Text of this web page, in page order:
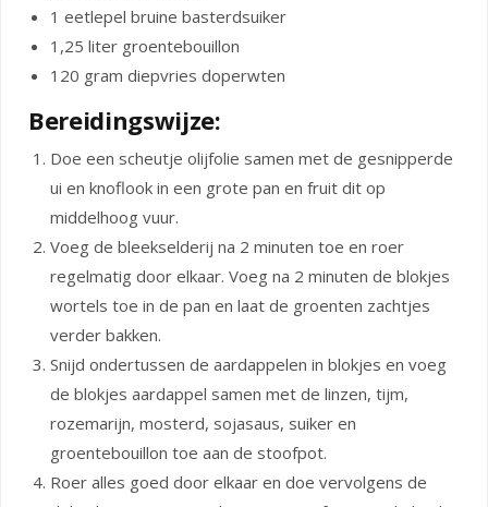
1 eetlepel bruine basterdsuiker
1,25 liter groentebouillon
120 gram diepvries doperwten
Bereidingswijze:
Doe een scheutje olijfolie samen met de gesnipperde
ui en knoflook in een grote pan en fruit dit op
middelhoog vuur.
Voeg de bleekselderij na 2 minuten toe en roer
regelmatig door elkaar. Voeg na 2 minuten de blokjes
wortels toe in de pan en laat de groenten zachtjes
verder bakken.
Snijd ondertussen de aardappelen in blokjes en voeg
de blokjes aardappel samen met de linzen, tijm,
rozemarijn, mosterd, sojasaus, suiker en
groentebouillon toe aan de stoofpot.
Roer alles goed door elkaar en doe vervolgens de